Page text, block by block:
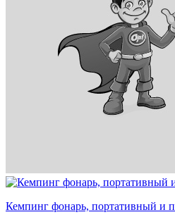
Кемпинг фонарь, портативный и